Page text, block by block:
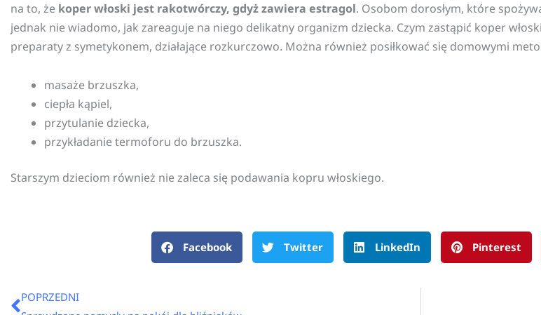
na to, że koper włoski jest rakotwórczy, gdyż zawiera estragol. Osobom dorosłym, które
jednak nie wiadomo, jak zareaguje na niego delikatny organizm dziecka. Czym zastąpić koper
preparaty z symetykonem, działające rozkurczowo. Można również posiłkować się domowymi
masaże brzuszka,
ciepła kąpiel,
przytulanie dziecka,
przykładanie termoforu do brzuszka.
Starszym dzieciom również nie zaleca się podawania kopru włoskiego.
Facebook Twitter LinkedIn Pinterest
Prev
POPRZEDNI